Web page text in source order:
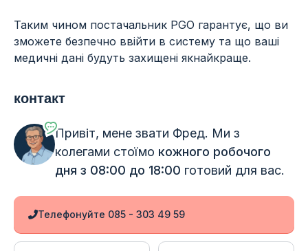
Таким чином постачальник PGO гарантує, що ви
зможете безпечно ввійти в систему та що ваші
медичні дані будуть захищені якнайкраще.
контакт
Привіт, мене звати Фред. Ми з
колегами стоїмо кожного робочого
дня з 08:00 до 18:00 готовий для вас.
Телефонуйте 085 - 303 49 59